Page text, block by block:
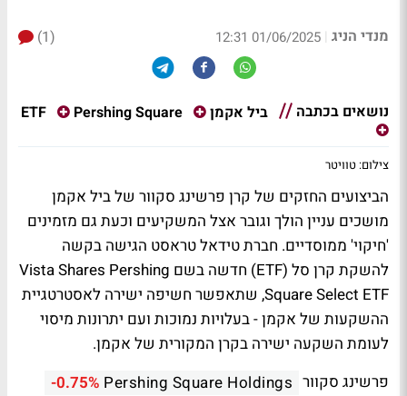
מנדי הניג |
01/06/2025 12:31
(1)
נושאים בכתבה ביל אקמן Pershing Square
ETF
צילום: טוויטר
הביצועים החזקים של קרן פרשינג סקוור של ביל אקמן
מושכים עניין הולך וגובר אצל המשקיעים וכעת גם מזמינים
'חיקוי' ממוסדיים. חברת טידאל טראסט הגישה בקשה
להשקת קרן סל (ETF) חדשה בשם Vista Shares Pershing
Square Select ETF, שתאפשר חשיפה ישירה לאסטרטגיית
ההשקעות של אקמן - בעלויות נמוכות ועם יתרונות מיסוי
לעומת השקעה ישירה בקרן המקורית של אקמן.
פרשינג סקוור Pershing Square Holdings
-0.75%